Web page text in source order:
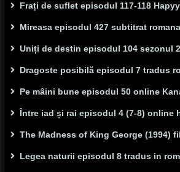
Frați de suflet episodul 117-118
Mireasa episodul 427 subtitrat romana
Uniți de destin episodul 104 sezonul
Dragoste posibilă episodul 7 tradus
Pe mâini bune episodul 50 online
Între iad și rai episodul 4 (7-8) online
The Madness of King George (1994)
Legea naturii episodul 8 tradus in